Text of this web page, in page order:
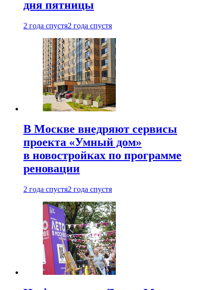
дня пятницы
2 года спустя2 года спустя
В Москве внедряют сервисы
проекта «Умный дом»
в новостройках по программе
реновации
2 года спустя2 года спустя